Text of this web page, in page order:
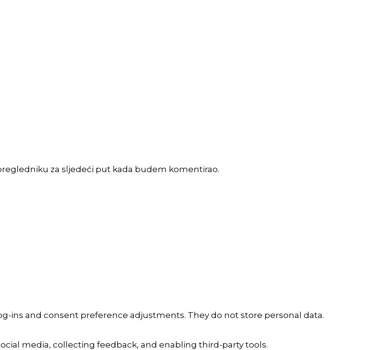
za sljedeći put kada budem komentirao.
ins and consent preference adjustments. They do not store personal data.
media, collecting feedback, and enabling third-party tools.